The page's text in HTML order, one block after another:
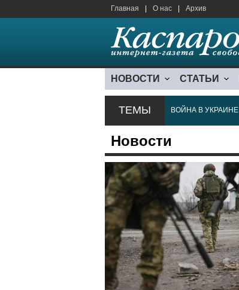
Главная О нас Архив
НОВОСТИ СТАТЬИ
ТЕМЫ ВОЙНА В УКРАИНЕ
Новости